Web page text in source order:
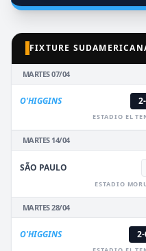
FIXTURE
MARTES 07/04
O'HIGGINS
ESTADIO EL
MARTES 14/04
SÃO PAULO
ESTADIO
MARTES 28/04
O'HIGGINS